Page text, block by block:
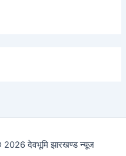
देवभूमि झारखण्ड न्यूज